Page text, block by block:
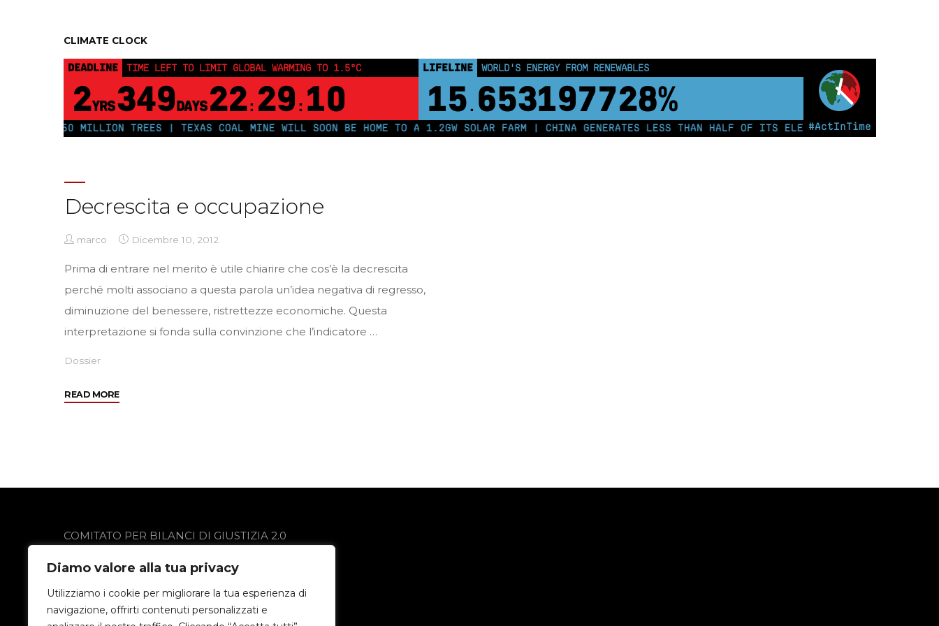
Diamo valore alla tua privacy
Utilizziamo i cookie per migliorare la tua esperienza di
navigazione, offrirti contenuti personalizzati e
CLIMATE CLOCK
#ActInTime
DEADLINE TIME LEFT TO LIMIT GLOBAL WARMING TO 1.5°C
2YRS349DAYS 22: 29 : 10
LIFELINE WORLD'S ENERGY FROM RENEWABLES
15 . 653197733%
PLANT 250 MILLION TREES | TEXAS COAL MINE WILL SOON BE HOME TO A 1.2GW SOLAR FARM | CHINA GENERATES LESS THAN HALF OF ITS ELECTRICITY FROM COAL
Decrescita e occupazione
marco Dicembre 10, 2012
Prima di entrare nel merito è utile chiarire che cos’è la decrescita
perché molti associano a questa parola un’idea negativa di regresso,
diminuzione del benessere, ristrettezze economiche. Questa
interpretazione si fonda sulla convinzione che l’indicatore …
Dossier
READ MORE"Decrescita
COMITATO PER BILANCI DI GIUSTIZIA 2.0
24021 Albino (BG)
Privacy Policy